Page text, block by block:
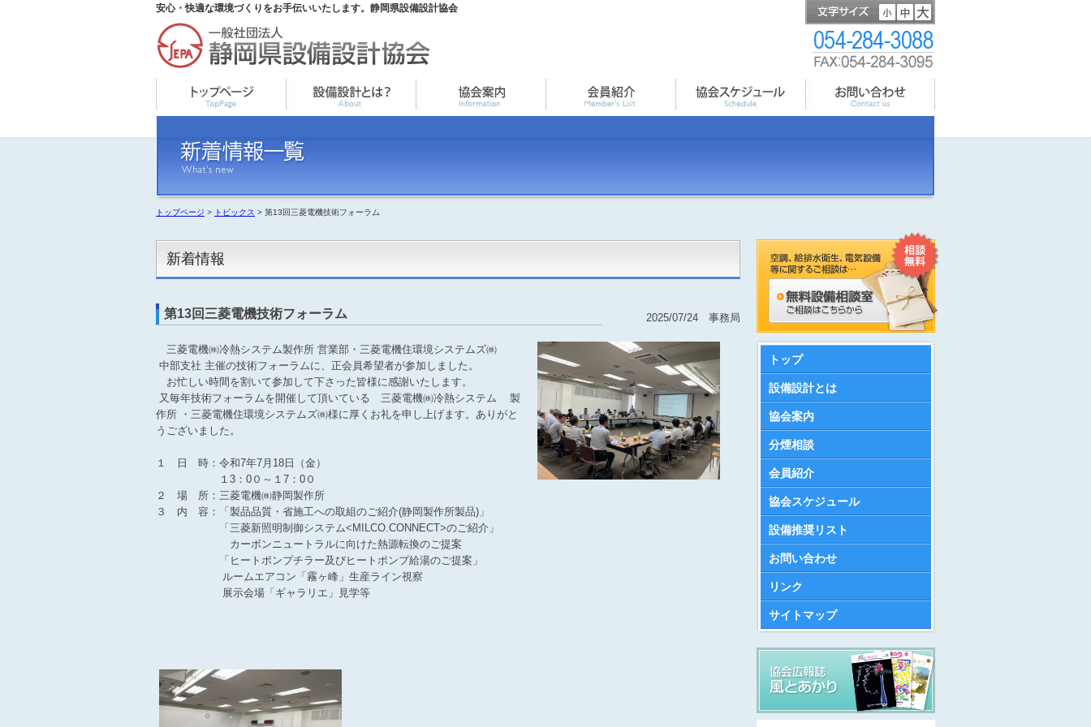
安心・快適な環境づくりをお手伝いいたします。静岡県設備設計協会
トップページ > トピックス > 第13回三菱電機技術フォーラム
新着情報
第13回三菱電機技術フォーラム 2025/07/24 事務局
三菱電機㈱冷熱システム製作所 営業部・三菱電機住環境システムズ㈱
中部支社 主催の技術フォーラムに、正会員希望者が参加しました。
お忙しい時間を割いて参加して下さった皆様に感謝いたします。
又毎年技術フォーラムを開催して頂いている 三菱電機㈱冷熱システム 製
作所 ・三菱電機住環境システムズ㈱様に厚くお礼を申し上げます。ありがと
うございました。
１ 日 時：令和7年7月18日（金）
１3：0０～１7：0０
２ 場 所：三菱電機㈱静岡製作所
３ 内 容：「製品品質・省施工への取組のご紹介(静岡製作所製品)」
「三菱新照明制御システム<MILCO.CONNECT>のご紹介」
カーボンニュートラルに向けた熱源転換のご提案
「ヒートポンプチラー及びヒートポンプ給湯のご提案」
ルームエアコン「霧ヶ峰」生産ライン視察
展示会場「ギャラリエ」見学等
トップ
設備設計とは
協会案内
分煙相談
会員紹介
協会スケジュール
設備推奨リスト
お問い合わせ
リンク
サイトマップ